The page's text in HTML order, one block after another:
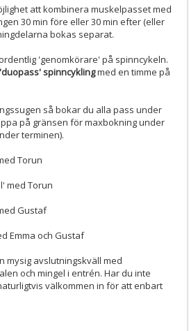
att kombinera muskelpasset med
30 min före eller 30 min efter (eller
bokas separat.
'genomkörare' på spinncykeln.
'duopass' spinncyklingmed en timme på
så bokar du alla pass under
på gränsen för maxbokning under
terminen).
Torun
med Torun
Gustaf
Emma och Gustaf
mysig avslutningskväll med
och mingel i entrén. Har du inte
välkommen in för att enbart